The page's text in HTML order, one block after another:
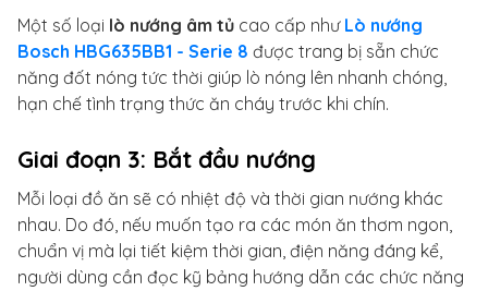
Một số loại lò nướng âm tủ cao cấp như Lò nướng
Bosch HBG635BB1 - Serie 8 được trang bị sẵn chức
năng đốt nóng tức thời giúp lò nóng lên nhanh chóng,
hạn chế tình trạng thức ăn cháy trước khi chín.
Giai đoạn 3: Bắt đầu nướng
Mỗi loại đồ ăn sẽ có nhiệt độ và thời gian nướng khác
nhau. Do đó, nếu muốn tạo ra các món ăn thơm ngon,
chuẩn vị mà lại tiết kiệm thời gian, điện năng đáng kể,
người dùng cần đọc kỹ bảng hướng dẫn các chức năng